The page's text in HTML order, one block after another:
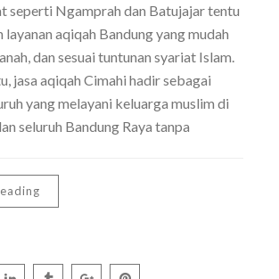
seperti Ngamprah dan Batujajar tentu
aqiqah Bandung yang mudah
dan sesuai tuntunan syariat Islam.
jasa aqiqah Cimahi hadir sebagai
yang melayani keluarga muslim di
seluruh Bandung Raya tanpa